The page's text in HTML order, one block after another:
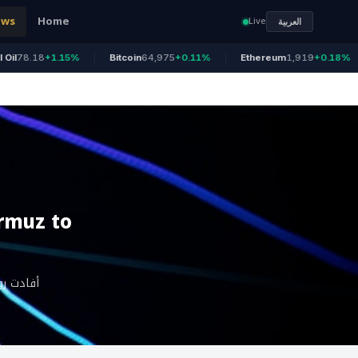
Home Live العربية
+1.15% Bitcoin64,975+0.11% Ethereum1,919+0.18%
to
أفادت